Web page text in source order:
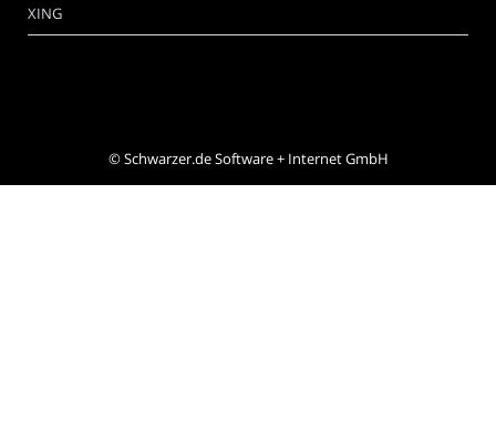
XING
©Schwarzer.de Software + Internet GmbH